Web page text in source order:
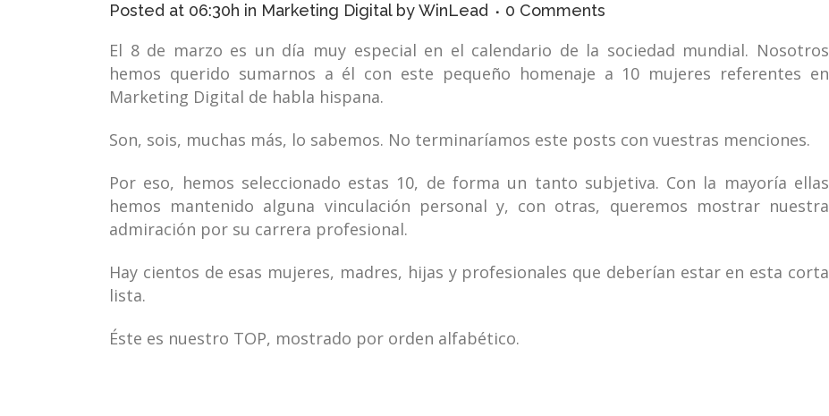
Posted at 06:30h in Marketing Digital byWinLead 0 Comments
El 8 de marzo es un día muy especial en el calendario de la sociedad mundial. Nosotros
hemos querido sumarnos a él con este pequeño homenaje a 10 mujeres referentes en
Marketing Digital de habla hispana.
Son, sois, muchas más, lo sabemos. No terminaríamos este posts con vuestras menciones.
Por eso, hemos seleccionado estas 10, de forma un tanto subjetiva. Con la mayoría ellas
hemos mantenido alguna vinculación personal y, con otras, queremos mostrar nuestra
admiración por su carrera profesional.
Hay cientos de esas mujeres, madres, hijas y profesionales que deberían estar en esta corta
lista.
Éste es nuestro TOP, mostrado por orden alfabético.